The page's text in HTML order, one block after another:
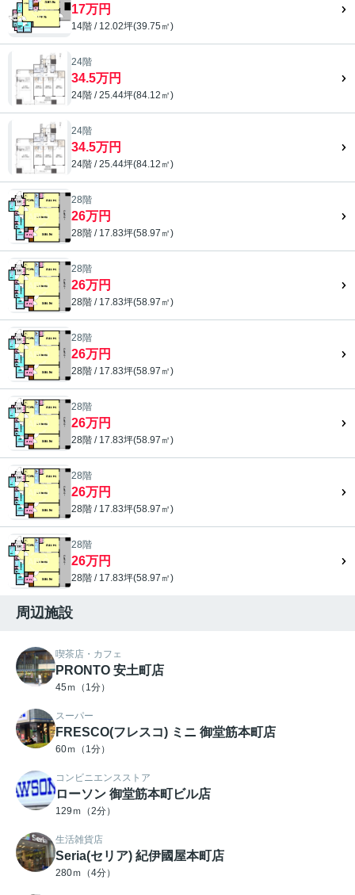
17万円
14階 / 12.02坪(39.75㎡)
24階
34.5万円
24階 / 25.44坪(84.12㎡)
24階
34.5万円
24階 / 25.44坪(84.12㎡)
28階
26万円
28階 / 17.83坪(58.97㎡)
28階
26万円
28階 / 17.83坪(58.97㎡)
28階
26万円
28階 / 17.83坪(58.97㎡)
28階
26万円
28階 / 17.83坪(58.97㎡)
28階
26万円
28階 / 17.83坪(58.97㎡)
28階
26万円
28階 / 17.83坪(58.97㎡)
周辺施設
喫茶店・カフェ
PRONTO 安土町店
45ｍ（1分）
スーパー
FRESCO(フレスコ) ミニ 御堂筋本町店
60ｍ（1分）
コンビニエンスストア
ローソン 御堂筋本町ビル店
129ｍ（2分）
生活雑貨店
Seria(セリア) 紀伊國屋本町店
280ｍ（4分）